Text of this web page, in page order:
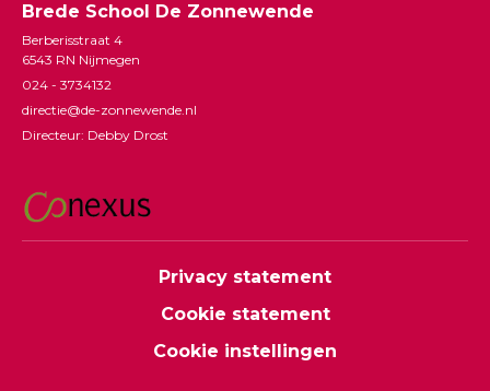
Brede School De Zonnewende
Berberisstraat 4
6543 RN Nijmegen
024 - 3734132
directie@de-zonnewende.nl
Directeur: Debby Drost
Privacy statement
Cookie statement
Cookie instellingen